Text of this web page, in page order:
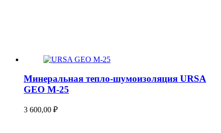
Минеральная тепло-шумоизоляция URSA
GEO М-25
3 600,00 ₽